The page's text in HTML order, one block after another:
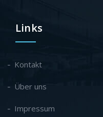
Links
Kontakt
Über uns
Impressum